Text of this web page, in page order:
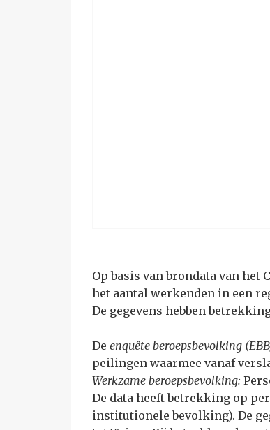
Op basis van brondata van het
het aantal werkenden in een
De gegevens hebben
De enquête beroepsbevolking
peilingen waarmee vanaf
Werkzame beroepsbevolking:
De data heeft betrekking op
institutionele bevolking). De